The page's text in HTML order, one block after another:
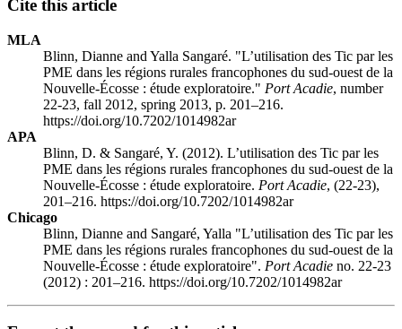
Cite this article
MLA
Blinn, Dianne and Yalla Sangaré. "L’utilisation des Tic par les
PME dans les régions rurales francophones du sud-ouest de la
Nouvelle-Écosse : étude exploratoire." Port Acadie, number
22-23, fall 2012, spring 2013, p. 201–216.
https://doi.org/10.7202/1014982ar
APA
Blinn, D. & Sangaré, Y. (2012). L’utilisation des Tic par les
PME dans les régions rurales francophones du sud-ouest de la
Nouvelle-Écosse : étude exploratoire. Port Acadie, (22-23),
201–216. https://doi.org/10.7202/1014982ar
Chicago
Blinn, Dianne and Sangaré, Yalla "L’utilisation des Tic par les
PME dans les régions rurales francophones du sud-ouest de la
Nouvelle-Écosse : étude exploratoire". Port Acadie no. 22-23
(2012) : 201–216. https://doi.org/10.7202/1014982ar